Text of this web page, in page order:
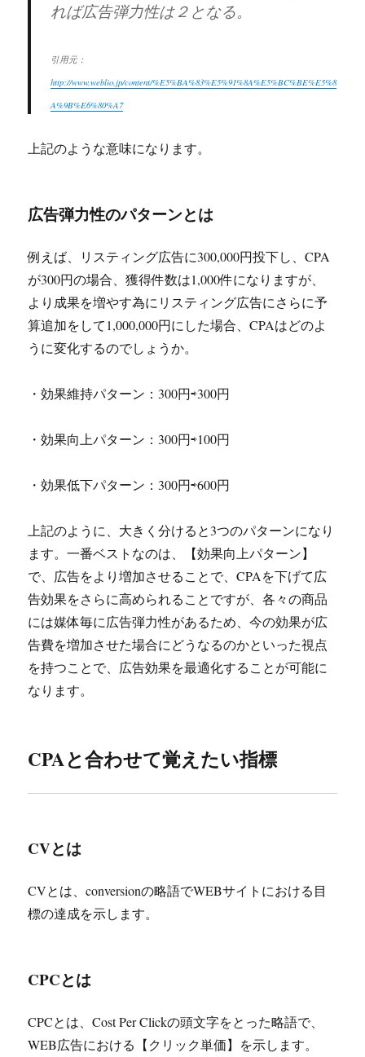
れば広告弾力性は２となる。
引用元：
http://www.weblio.jp/content/%E5%BA%83%E5%91%8A%E5%BC%BE%E5%8
A%9B%E6%80%A7
上記のような意味になります。
広告弾力性のパターンとは
例えば、リスティング広告に300,000円投下し、CPA
が300円の場合、獲得件数は1,000件になりますが、
より成果を増やす為にリスティング広告にさらに予
算追加をして1,000,000円にした場合、CPAはどのよ
うに変化するのでしょうか。
・効果維持パターン：300円⇨300円
・効果向上パターン：300円⇨100円
・効果低下パターン：300円⇨600円
上記のように、大きく分けると3つのパターンになり
ます。一番ベストなのは、【効果向上パターン】
で、広告をより増加させることで、CPAを下げて広
告効果をさらに高められることですが、各々の商品
には媒体毎に広告弾力性があるため、今の効果が広
告費を増加させた場合にどうなるのかといった視点
を持つことで、広告効果を最適化することが可能に
なります。
CPAと合わせて覚えたい指標
CVとは
CVとは、conversionの略語でWEBサイトにおける目
標の達成を示します。
CPCとは
CPCとは、Cost Per Clickの頭文字をとった略語で、
WEB広告における【クリック単価】を示します。